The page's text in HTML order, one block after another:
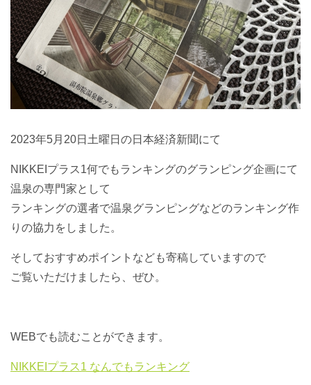
2023年5月20日土曜日の日本経済新聞にて
NIKKEIプラス1何でもランキングのグランピング企画にて
温泉の専門家として
ランキングの選者で温泉グランピングなどのランキング作
りの協力をしました。
そしておすすめポイントなども寄稿していますので
ご覧いただけましたら、ぜひ。
WEBでも読むことができます。
NIKKEIプラス1 なんでもランキング